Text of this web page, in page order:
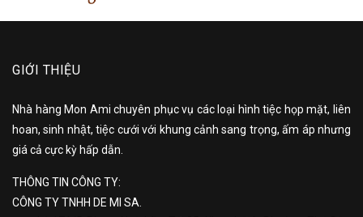
GIỚI THIỆU
Nhà hàng Mon Ami chuyên phục vụ các loại hình tiệc họp mặt, liên
hoan, sinh nhật, tiệc cưới với khung cảnh sang trọng, ấm áp nhưng
giá cả cực kỳ hấp dẫn.
THÔNG TIN CÔNG TY:
CÔNG TY TNHH DE MI SA.